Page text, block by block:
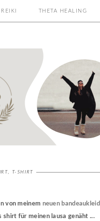
REIKI THETA HEALING
, T-SHIRT
von meinem neuen bandeaukleid
shirt für meinen lausa genäht ...